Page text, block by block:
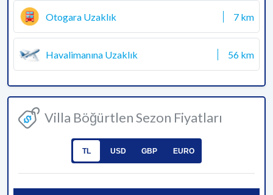
Otogara Uzaklık 7 km
Havalimanına Uzaklık 56 km
Villa Böğürtlen Sezon Fiyatları
TL USD GBP EURO